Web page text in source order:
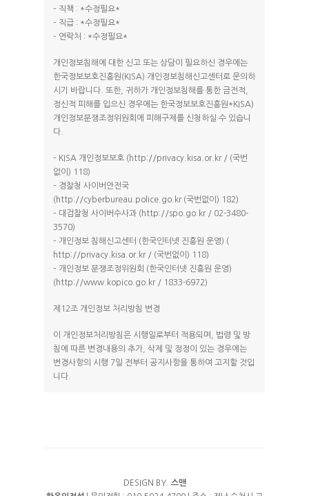
– 직책 : *수정필요*
– 직급 : *수정필요*
– 연락처 : *수정필요*
개인정보침해에 대한 신고 또는 상담이 필요하신 경우에는
한국정보보호진흥원(KISA) 개인정보침해신고센터로 문의하
시기 바랍니다. 또한, 귀하가 개인정보침해를 통한 금전적,
정신적 피해를 입으신 경우에는 한국정보보호진흥원*KISA)
개인정보분쟁조정위원회에 피해구제를 신청하실 수 있습니
다.
– KISA 개인정보보호 (http://privacy.kisa.or.kr / (국번
없이) 118)
– 경찰청 사이버안전국
(http://cyberbureau.police.go.kr (국번없이) 182)
– 대검찰청 사이버수사과 (http://spo.go.kr / 02-3480-
3570)
– 개인정보 침해신고센터 (한국인터넷 진흥원 운영) (
http://privacy.kisa.or.kr / (국번없이) 118)
– 개인정보 분쟁조정위원회 (한국인터넷 진흥원 운영)
(http://www.kopico.go.kr / 1833-6972)
제12조 개인정보 처리방침 변경
이 개인정보처리방침은 시행일로부터 적용되며, 법령 및 방
침에 따른 변경내용의 추가, 삭제 및 정정이 있는 경우에는
변경사항의 시행 7일 전부터 공지사항을 통하여 고지할 것입
니다.
DESIGN BY. 스맨